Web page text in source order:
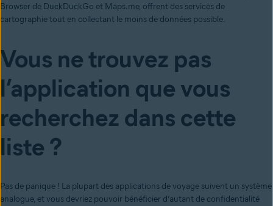
Browser de DuckDuckGo et Maps.me, offrent des services de
cartographie tout en collectant le moins de données possible.
Vous ne trouvez pas
l’application que vous
recherchez dans cette
liste ?
Pas de panique ! La plupart des applications de voyage suivent un système
analogue, et vous devriez pouvoir bénéficier d’autant de confidentialité